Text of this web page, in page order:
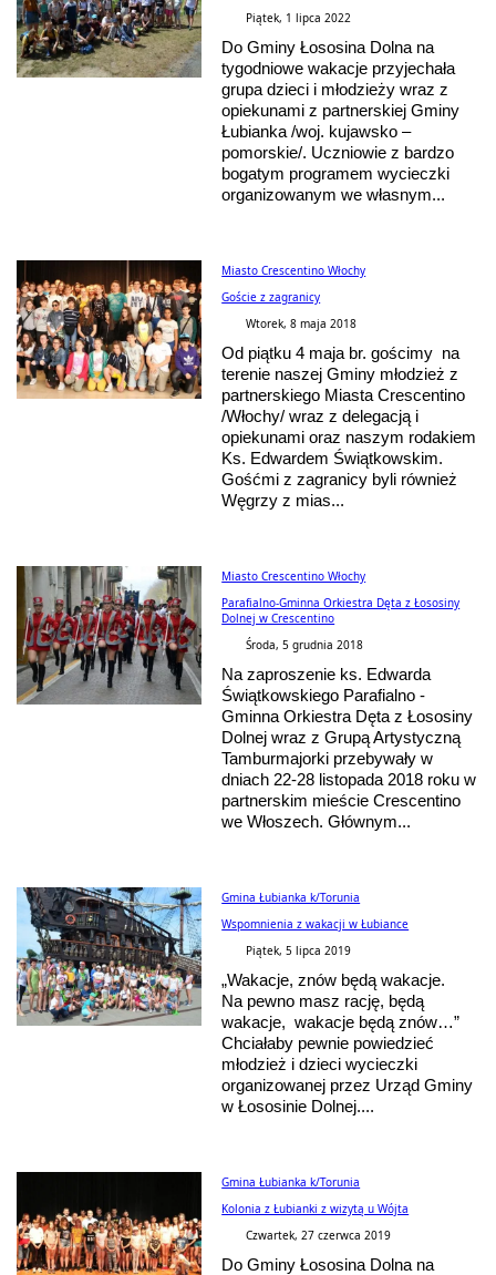
Piątek, 1 lipca 2022
Do Gminy Łososina Dolna na
tygodniowe wakacje przyjechała
grupa dzieci i młodzieży wraz z
opiekunami z partnerskiej Gminy
Łubianka /woj. kujawsko –
pomorskie/. Uczniowie z bardzo
bogatym programem wycieczki
organizowanym we własnym...
Miasto Crescentino Włochy
Goście z zagranicy
Wtorek, 8 maja 2018
Od piątku 4 maja br. gościmy na
terenie naszej Gminy młodzież z
partnerskiego Miasta Crescentino
/Włochy/ wraz z delegacją i
opiekunami oraz naszym rodakiem
Ks. Edwardem Świątkowskim.
Gośćmi z zagranicy byli również
Węgrzy z mias...
Miasto Crescentino Włochy
Parafialno-Gminna Orkiestra Dęta z Łososiny
Dolnej w Crescentino
Środa, 5 grudnia 2018
Na zaproszenie ks. Edwarda
Świątkowskiego Parafialno -
Gminna Orkiestra Dęta z Łososiny
Dolnej wraz z Grupą Artystyczną
Tamburmajorki przebywały w
dniach 22-28 listopada 2018 roku w
partnerskim mieście Crescentino
we Włoszech. Głównym...
Gmina Łubianka k/Torunia
Wspomnienia z wakacji w Łubiance
Piątek, 5 lipca 2019
„Wakacje, znów będą wakacje.
Na pewno masz rację, będą
wakacje, wakacje będą znów…”
Chciałaby pewnie powiedzieć
młodzież i dzieci wycieczki
organizowanej przez Urząd Gminy
w Łososinie Dolnej....
Gmina Łubianka k/Torunia
Kolonia z Łubianki z wizytą u Wójta
Czwartek, 27 czerwca 2019
Do Gminy Łososina Dolna na